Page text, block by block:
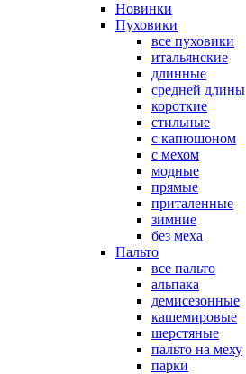
Новинки
Пуховики
все пуховики
итальянские
длинные
средней длины
короткие
стильные
с капюшоном
с мехом
модные
прямые
приталенные
зимние
без меха
Пальто
все пальто
альпака
демисезонные
кашемировые
шерстяные
пальто на меху
парки